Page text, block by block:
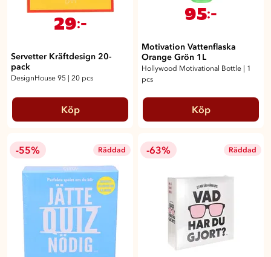
29:-
Servetter Kräftdesign 20-
pack
DesignHouse 95 | 20 pcs
Köp
95:-
Motivation Vattenflaska
Orange Grön 1L
Hollywood Motivational Bottle
1
pcs
Köp
-55% Räddad -63% Räddad